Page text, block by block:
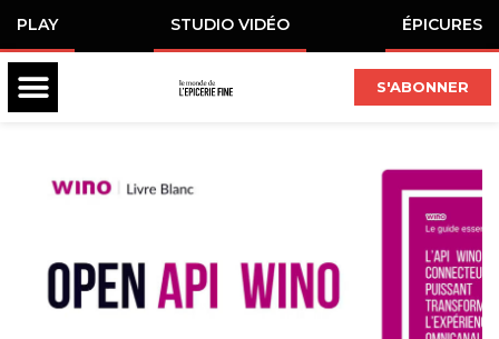
PLAY STUDIO VIDÉO ÉPICURES
S'ABONNER